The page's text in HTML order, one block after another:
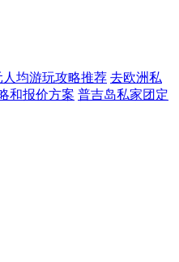
均游玩攻略推荐 去欧洲私
和报价方案 普吉岛私家团定